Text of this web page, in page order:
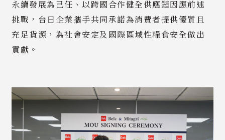
永續發展為己任、以跨國合作健全供應鏈因應前述
挑戰，台日企業攜手共同承諾為消費者提供優質且
充足貨源，為社會安定及國際區域性糧食安全做出
貢獻。